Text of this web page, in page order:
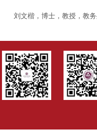
刘文楷，博士，教授，教